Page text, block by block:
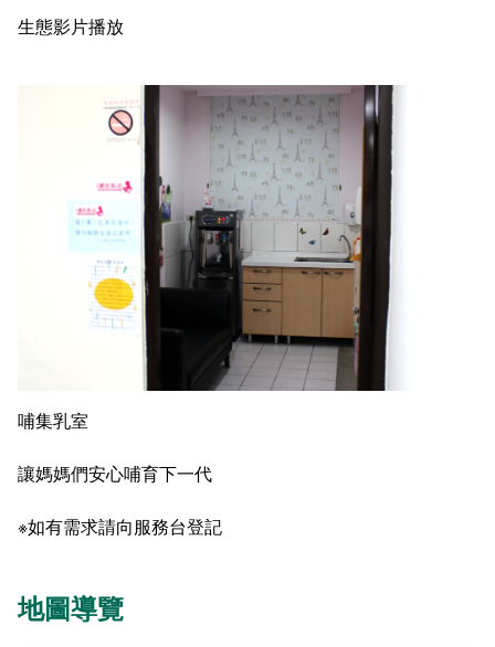
生態影片播放
哺集乳室
讓媽媽們安心哺育下一代
※如有需求請向服務台登記
地圖導覽